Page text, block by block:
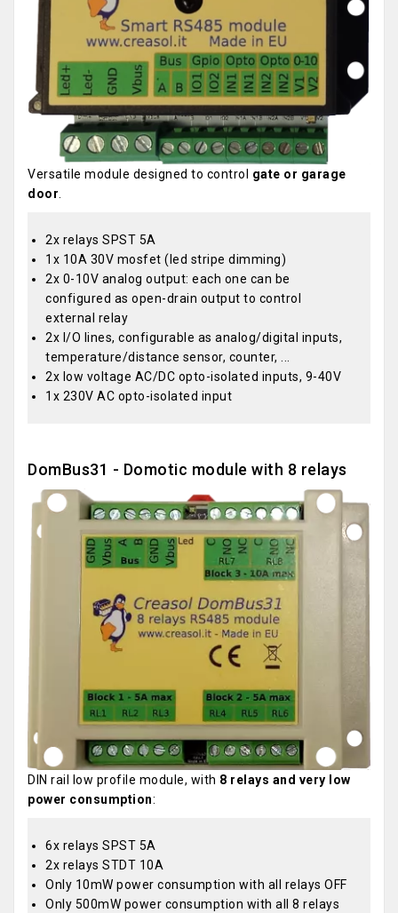
Versatile module designed to control gate or garage
door
2x relays SPST 5A
1x 10A 30V mosfet (led stripe dimming)
2x 0-10V analog output: each one can be
configured as open-drain output to control
external relay
2x I/O lines, configurable as analog/digital inputs,
temperature/distance sensor, counter, ...
2x low voltage AC/DC opto-isolated inputs, 9-40V
1x 230V AC opto-isolated input
DomBus31 - Domotic module with 8 relays
DIN rail low profile module, with 8 relays and very low
power consumption:
6x relays SPST 5A
2x relays STDT 10A
Only 10mW power consumption with all relays OFF
Only 500mW power consumption with all 8 relays